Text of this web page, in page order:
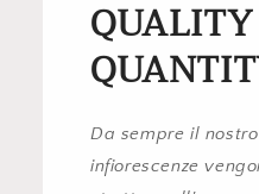
Da sempre il
infiorescenze